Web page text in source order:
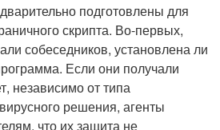
подготовлены для
скрипта. Во-первых,
собеседников, установлена ли
Если они получали
независимо от типа
решения, агенты
что их защита не